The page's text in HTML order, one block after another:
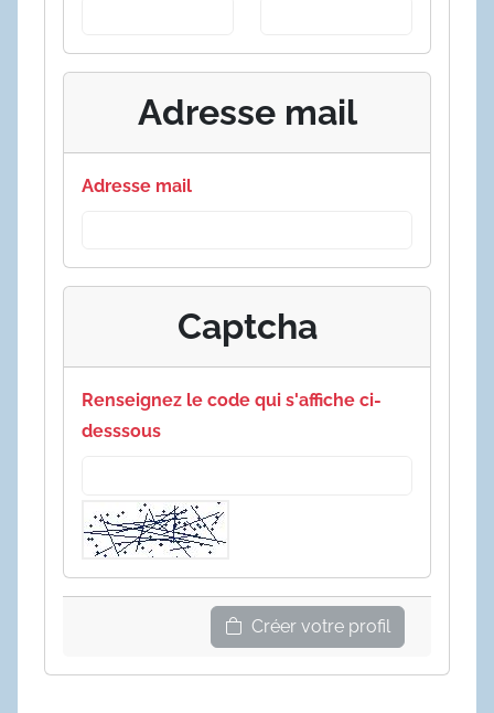
Adresse mail
Adresse mail
Captcha
Renseignez le code qui s'affiche ci-
desssous
Créer votre profil